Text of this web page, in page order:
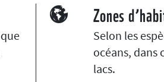
Zones
Selon les
océans, dans
lacs.